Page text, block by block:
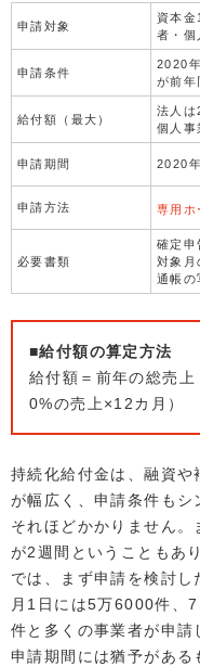
申請対象
資本
者・個
申請条件
2020
が前年
給付額（最大）
法人は
個人事
申請期間 2020
申請方法 専用ホ
必要書類
確定申
対象月
通帳の
■給付額の算定方法
給付額＝前年の総売
0%の売上×12カ月）
持続化給付金は、融資や
が幅広く、申請条件もシ
それほどかかりません
が2週間ということもあ
では、まず申請を検討
月1日には5万6000件、
件と多くの事業者が申請
申請期間には猶予があ